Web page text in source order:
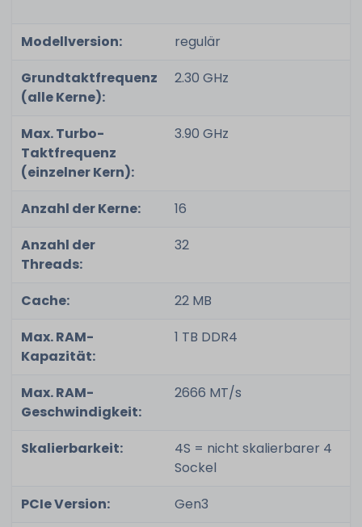
Modellversion:
regulär
Grundtaktfrequenz
(alle Kerne):
2.30 GHz
Max. Turbo-
Taktfrequenz
(einzelner Kern):
3.90 GHz
Anzahl der Kerne:
16
Anzahl der
Threads:
32
Cache:
22 MB
Max. RAM-
Kapazität:
1 TB DDR4
Max. RAM-
Geschwindigkeit:
2666 MT/s
Skalierbarkeit:
4S = nicht skalierbarer 4
Sockel
PCIe Version:
Gen3